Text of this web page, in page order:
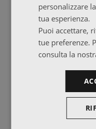
personalizzare
tua esperienza.
Puoi accettare,
tue preferenze.
consulta la